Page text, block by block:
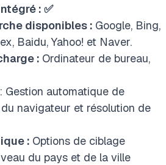
: ✅
disponibles : Google, Bing,
Baidu, Yahoo! et Naver.
: Ordinateur de bureau,
: Gestion automatique de
navigateur et résolution de
: Options de ciblage
du pays et de la ville